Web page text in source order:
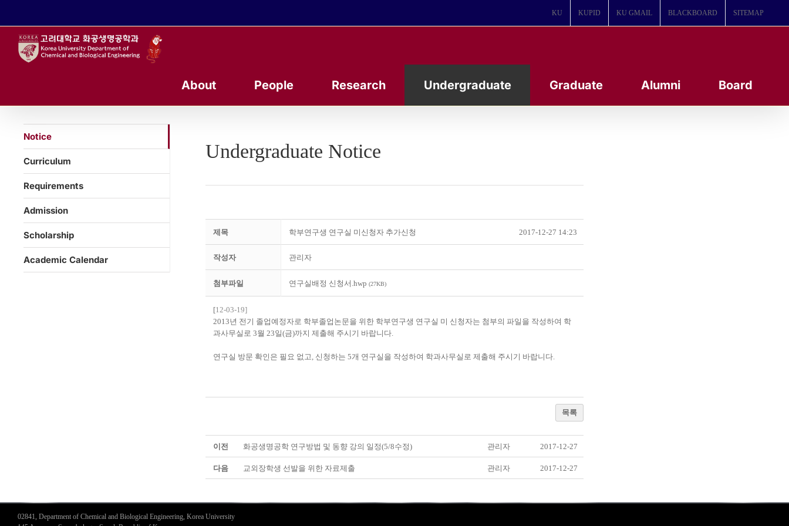
KU KUPID KU GMAIL BLACKBOARD SITEMAP
About People Research Undergraduate Graduate Alumni Board
Undergraduate Notice
제목 학부연구생 연구실 미신청자 추가신청 2017-12-27 14:23
작성자 관리자
첨부파일 연구실배정 신청서.hwp (27KB)
[12-03-19]
2013년 전기 졸업예정자로 학부졸업논문을 위한 학부연구생 연구실 미 신청자는 첨부의 파일을 작성하여 학
과사무실로 3월 23일(금)까지 제출해 주시기 바랍니다.
연구실 방문 확인은 필요 없고, 신청하는 5개 연구실을 작성하여 학과사무실로 제출해 주시기 바랍니다.
목록
이전 화공생명공학 연구방법 및 동향 강의 일정(5/8수정) 관리자 2017-12-27
다음 교외장학생 선발을 위한 자료제출 관리자 2017-12-27
Notice
Curriculum
Requirements
Admission
Scholarship
Academic Calendar
02841, Department of Chemical and Biological Engineering, Korea University